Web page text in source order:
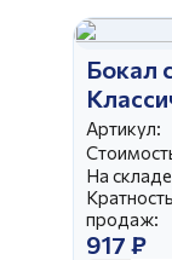
Бокал
Артикул:
На
Кратность
продаж:
917 ₽